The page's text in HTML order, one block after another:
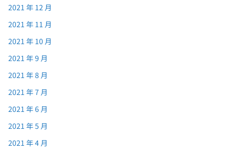
2021 年 12 月
2021 年 11 月
2021 年 10 月
2021 年 9 月
2021 年 8 月
2021 年 7 月
2021 年 6 月
2021 年 5 月
2021 年 4 月